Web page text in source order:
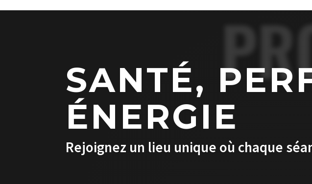
SANTÉ,
ÉNERGIE
Rejoignez un lieu unique où chaque